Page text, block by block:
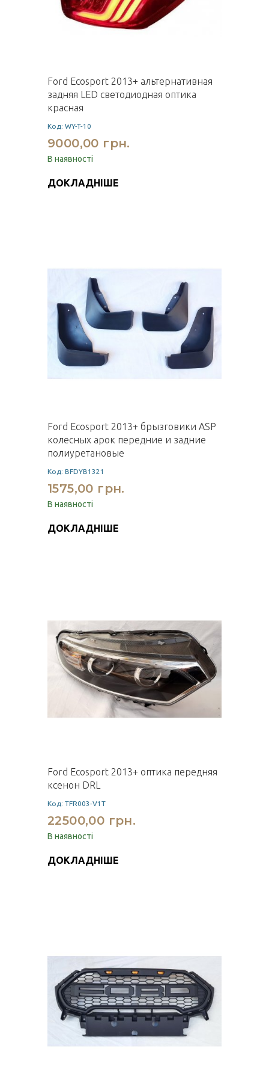
Ford Ecosport 2013+ альтернативная
задняя LED светодиодная оптика
красная
Код: WY-T-10
9000,00 грн.
В наявності
ДОКЛАДНІШЕ
Ford Ecosport 2013+ брызговики ASP
колесных арок передние и задние
полиуретановые
Код: BFDYB1321
1575,00 грн.
В наявності
ДОКЛАДНІШЕ
Ford Ecosport 2013+ оптика передняя
ксенон DRL
Код: TFR003-V1T
22500,00 грн.
В наявності
ДОКЛАДНІШЕ